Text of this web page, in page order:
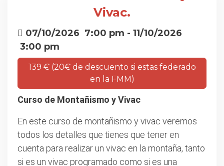
Vivac.
07/10/2026 7:00 pm - 11/10/2026
3:00 pm
139 € (20€ de descuento si estas federado
en la FMM)
Curso de Montañismo y Vivac
En este curso de montañismo y vivac veremos
todos los detalles que tienes que tener en
cuenta para realizar un vivac en la montaña, tanto
si es un vivac programado como si es una